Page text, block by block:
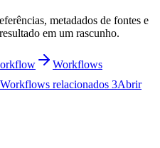
metadados de fontes e
em um rascunho.
Workflows
Workflows relacionados 3Abrir